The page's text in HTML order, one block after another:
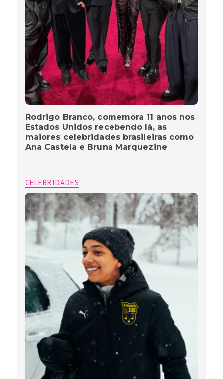
Rodrigo Branco, comemora 11 anos nos
Estados Unidos recebendo lá, as
maiores celebridades brasileiras como
Ana Castela e Bruna Marquezine
CELEBRIDADES